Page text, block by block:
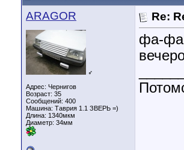
ARAGOR
♂
Адрес: Чернигов
Возраст: 35
Сообщений: 400
Машина: Таврия 1.1 ЗВЕРЬ =)
Длина: 1340мкм
Диаметр: 34мм
Re:
фа-фа